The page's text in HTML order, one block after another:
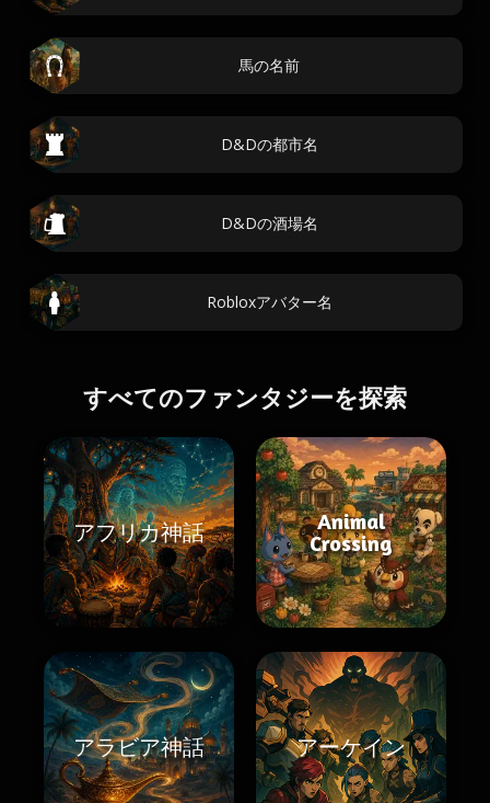
馬の名前
D&Dの都市名
D&Dの酒場名
Robloxアバター名
すべてのファンタジーを探索
アフリカ神話
Animal
Crossing
アラビア神話 アーケイン